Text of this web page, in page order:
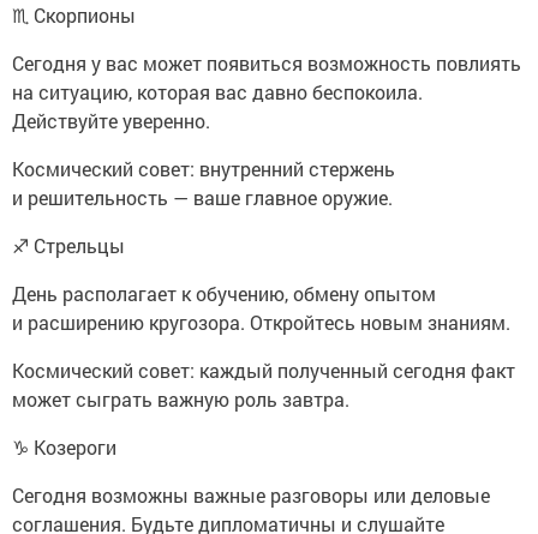
♏ Скорпионы
Сегодня у вас может появиться возможность повлиять
на ситуацию, которая вас давно беспокоила.
Действуйте уверенно.
Космический совет: внутренний стержень
и решительность — ваше главное оружие.
♐ Стрельцы
День располагает к обучению, обмену опытом
и расширению кругозора. Откройтесь новым знаниям.
Космический совет: каждый полученный сегодня факт
может сыграть важную роль завтра.
♑ Козероги
Сегодня возможны важные разговоры или деловые
соглашения. Будьте дипломатичны и слушайте